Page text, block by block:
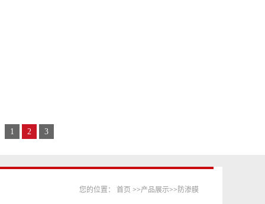
1 2 3
您的位置： 首页 >>产品展示>> 防渗膜